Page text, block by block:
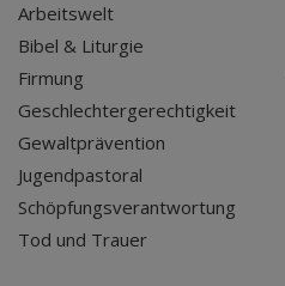
Arbeitswelt
Bibel & Liturgie
Firmung
Geschlechtergerechtigkeit
Gewaltprävention
Jugendpastoral
Schöpfungsverantwortung
Tod und Trauer